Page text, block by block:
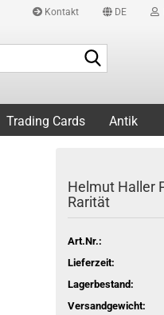
Kontakt DE
Trading Cards Antik
Helmut Haller
Rarität
Art.Nr.:
Lieferzeit:
Lagerbestand:
Versandgewicht: